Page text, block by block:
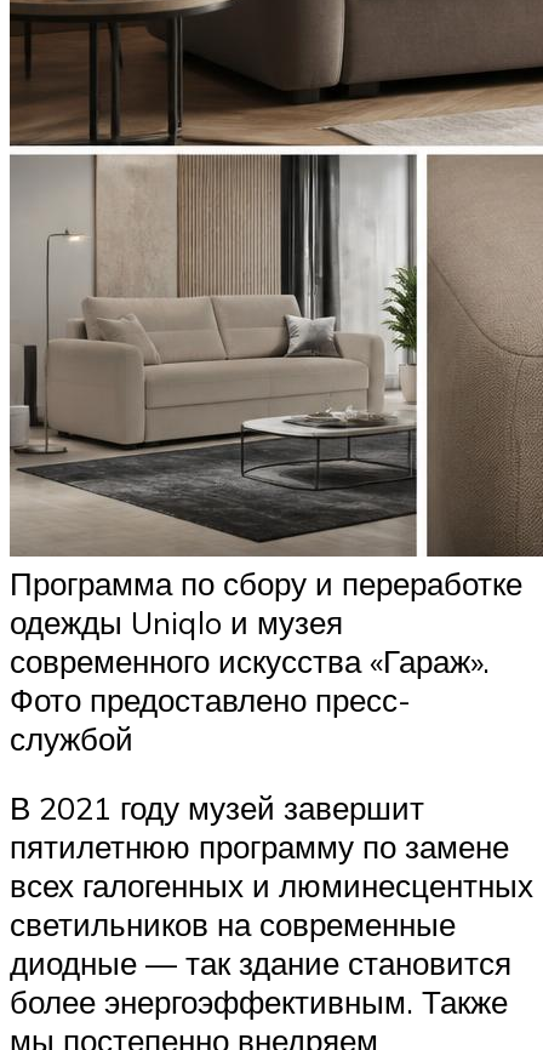
Программа по сбору и переработке
одежды Uniqlo и музея
современного искусства «Гараж».
Фото предоставлено пресс-
службой
В 2021 году музей завершит
пятилетнюю программу по замене
всех галогенных и люминесцентных
светильников на современные
диодные — так здание становится
более энергоэффективным. Также
мы постепенно внедряем